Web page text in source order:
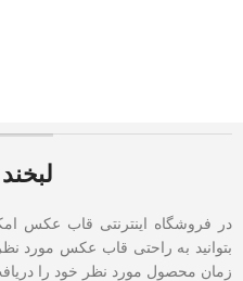
در فروشگاه اینترنتی قاب عکس
بتوانید به راحتی قاب عکس مورد
زمان محصول مورد نظر خود را